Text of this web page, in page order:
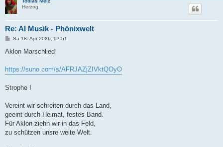
Herzog
Re: AI Musik - Phönixwelt
B
i
a
g
Sa 18. Apr 2026, 07:51
Aklon Marschlied
https://suno.com/s/AFRJAZjZIVktQOyO
Strophe I
Vereint wir schreiten durch das Land,
geeint durch Heimat, festes Band.
Für Aklon ziehn wir in das Feld,
zu schützen unsre weite Welt.